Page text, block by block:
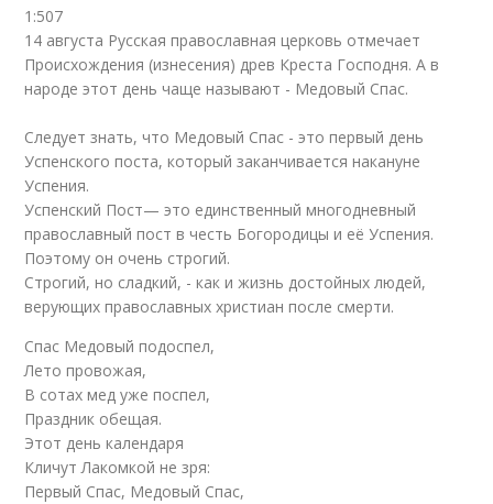
1:507
14 августа Русская православная церковь отмечает
Происхождения (изнесения) древ Креста Господня. А в
народе этот день чаще называют - Медовый Спас.
Следует знать, что Медовый Спас - это первый день
Успенского поста, который заканчивается накануне
Успения.
Успенский Пост— это единственный многодневный
православный пост в честь Богородицы и её Успения.
Поэтому он очень строгий.
Строгий, но сладкий, - как и жизнь достойных людей,
верующих православных христиан после смерти.
Спас Медовый подоспел,
Лето провожая,
В сотах мед уже поспел,
Праздник обещая.
Этот день календаря
Кличут Лакомкой не зря:
Первый Спас, Медовый Спас,